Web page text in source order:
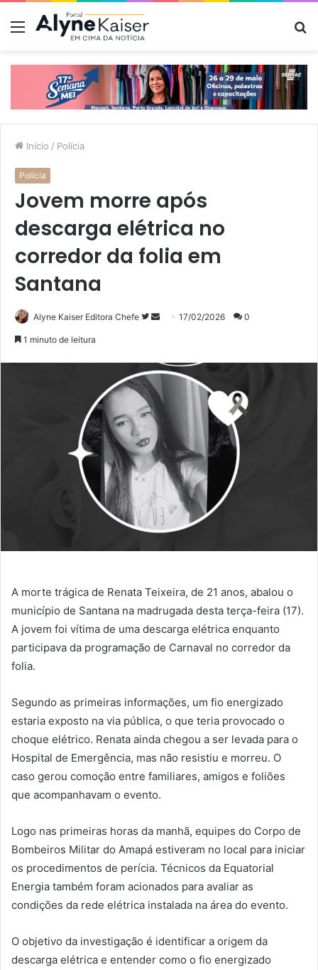
Menu
Início / Polícia
Polícia
Jovem morre após
descarga elétrica no
corredor da folia em
Santana
Alyne Kaiser Editora Chefe
SigaMande
mail
17/02/2026 0
1 minuto de leitura
A morte trágica de Renata Teixeira, de 21 anos, abalou o
município de Santana na madrugada desta terça-feira (17).
A jovem foi vítima de uma descarga elétrica enquanto
participava da programação de Carnaval no corredor da
folia.
Segundo as primeiras informações, um fio energizado
estaria exposto na via pública, o que teria provocado o
choque elétrico. Renata ainda chegou a ser levada para o
Hospital de Emergência, mas não resistiu e morreu. O
caso gerou comoção entre familiares, amigos e foliões
que acompanhavam o evento.
Logo nas primeiras horas da manhã, equipes do Corpo de
Bombeiros Militar do Amapá estiveram no local para iniciar
os procedimentos de perícia. Técnicos da Equatorial
Energia também foram acionados para avaliar as
condições da rede elétrica instalada na área do evento.
O objetivo da investigação é identificar a origem da
descarga elétrica e entender como o fio energizado